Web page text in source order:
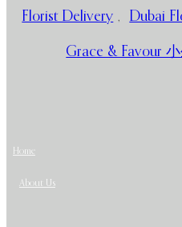
Florist Delivery , Dubai
Grace & Favour
Home
About Us